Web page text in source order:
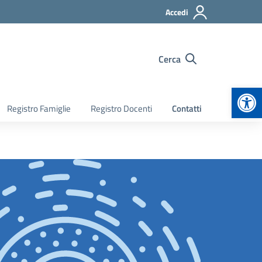
Accedi
Cerca
Registro Famiglie Registro Docenti Contatti